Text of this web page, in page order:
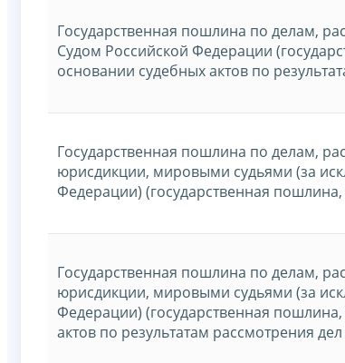
Государственная пошлина по делам,
Судом Российской Федерации
основании судебных актов по
Государственная пошлина по делам,
юрисдикции, мировыми судьями (за
Федерации) (государственная
Государственная пошлина по делам,
юрисдикции, мировыми судьями (за
Федерации) (государственная
актов по результатам рассмотрения